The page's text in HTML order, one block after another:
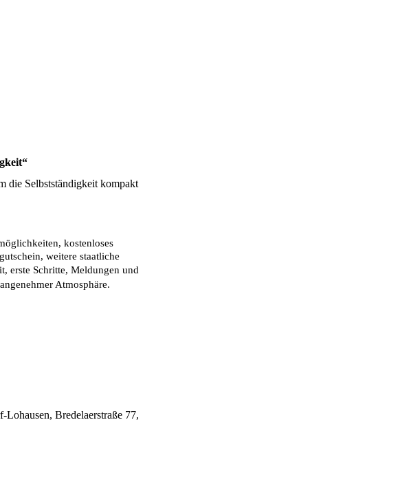
die Selbstständigkeit kompakt
kostenloses
weitere staatliche
erste Schritte, Meldungen und
Atmosphäre.
Bredelaerstraße 77,